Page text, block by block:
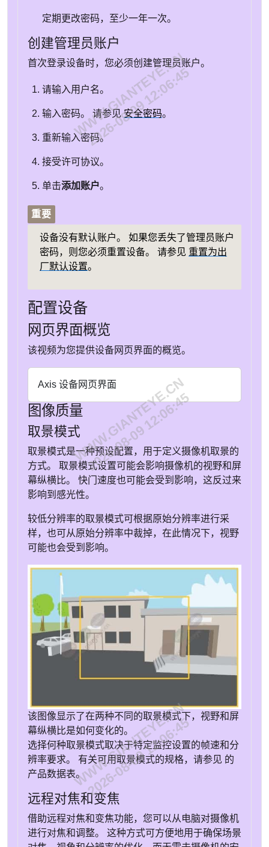
定期更改密码，至少一年一次。
创建管理员账户
首次登录设备时，您必须创建管理员账户。
请输入用户名。
输入密码。 请参见安全密码。
重新输入密码。
接受许可协议。
单击添加账户。
重要
设备没有默认账户。 如果您丢失了管理员账户
密码，则您必须重置设备。 请参见 重置为出
厂默认设置。
配置设备
网页界面概览
该视频为您提供设备网页界面的概览。
Axis 设备网页界面
图像质量
取景模式
取景模式是一种预设配置，用于定义摄像机取景的
方式。 取景模式设置可能会影响摄像机的视野和屏
幕纵横比。 快门速度也可能会受到影响，这反过来
影响到感光性。
较低分辨率的取景模式可根据原始分辨率进行采
样，也可从原始分辨率中裁掉，在此情况下，视野
可能也会受到影响。
该图像显示了在两种不同的取景模式下，视野和屏
幕纵横比是如何变化的。
选择何种取景模式取决于特定监控设置的帧速和分
辨率要求。 有关可用取景模式的规格，请参见 的
产品数据表。
远程对焦和变焦
借助远程对焦和变焦功能，您可以从电脑对摄像机
进行对焦和调整。 这种方式可方便地用于确保场景
WWW.GIANTEYE.CN
2026-08-09 12:06:45
WWW.GIANTEYE.CN
2026-08-09 12:06:45
WWW.GIANTEYE.CN
2026-08-09 12:06:45